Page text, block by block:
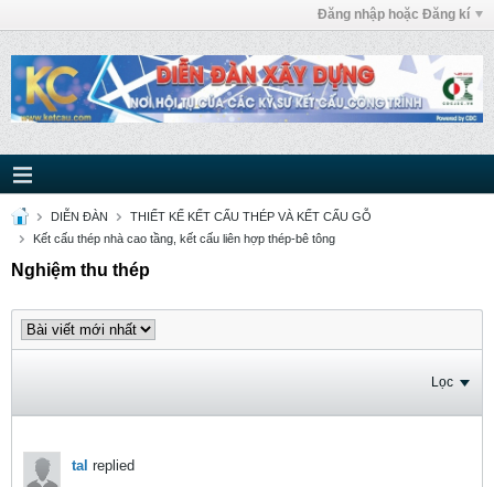
Đăng nhập hoặc Đăng kí
DIỄN ĐÀN
THIẾT KẾ KẾT CẤU THÉP VÀ KẾT CẤU GỖ
Kết cấu thép nhà cao tầng, kết cấu liên hợp thép-bê tông
Nghiệm thu thép
Lọc
tal replied